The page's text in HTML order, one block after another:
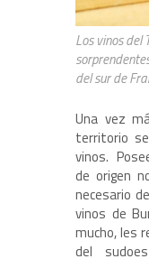
Los vinos del
del sur de
Una vez
territorio
vinos.
de origen
necesario
vinos de
mucho, les
del